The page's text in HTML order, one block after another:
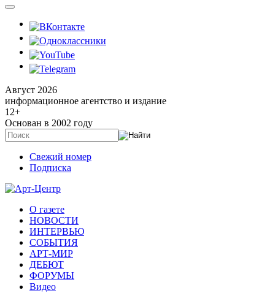
Август 2026
информационное агентство и издание
12+
Основан в 2002 году
Свежий номер
Подписка
О газете
НОВОСТИ
ИНТЕРВЬЮ
СОБЫТИЯ
АРТ-МИР
ДЕБЮТ
ФОРУМЫ
Видео